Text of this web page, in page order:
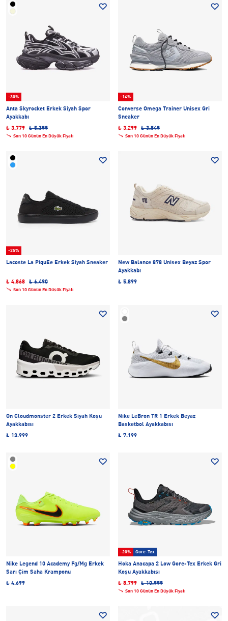
-30%
Anta Skyrocket Erkek Siyah Spor
Ayakkabı
₺ 3.779
₺ 5.399
Son 10 Günün En Düşük Fiyatı
-14%
Converse Omega Trainer Unisex Gri
Sneaker
₺ 3.299
₺ 3.849
Son 10 Günün En Düşük Fiyatı
-25%
Lacoste La PiquEe Erkek Siyah Sneaker
₺ 4.868 ₺ 6.490
Son 10 Günün En Düşük Fiyatı
New Balance 878 Unisex Beyaz Spor
Ayakkabı
₺ 5.899
On Cloudmonster 2 Erkek Siyah Koşu
Ayakkabısı
₺ 13.999
Nike LeBron TR 1 Erkek Beyaz
Basketbol Ayakkabısı
₺ 7.199
Nike Legend 10 Academy Fg/Mg Erkek
Sarı Çim Saha Kramponu
₺ 4.699
-20% Gore-Tex
Hoka Anacapa 2 Low Gore-Tex Erkek Gri
Koşu Ayakkabısı
₺ 8.799
₺ 10.999
Son 10 Günün En Düşük Fiyatı